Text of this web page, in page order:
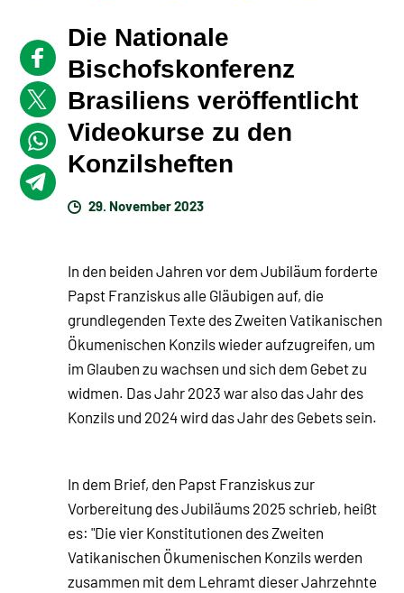
Die Nationale
Bischofskonferenz
Brasiliens veröffentlicht
Videokurse zu den
Konzilsheften
29. November 2023
In den beiden Jahren vor dem Jubiläum forderte
Papst Franziskus alle Gläubigen auf, die
grundlegenden Texte des Zweiten Vatikanischen
Ökumenischen Konzils wieder aufzugreifen, um
im Glauben zu wachsen und sich dem Gebet zu
widmen. Das Jahr 2023 war also das Jahr des
Konzils und 2024 wird das Jahr des Gebets sein.
In dem Brief, den Papst Franziskus zur
Vorbereitung des Jubiläums 2025 schrieb, heißt
es: "Die vier Konstitutionen des Zweiten
Vatikanischen Ökumenischen Konzils werden
zusammen mit dem Lehramt dieser Jahrzehnte